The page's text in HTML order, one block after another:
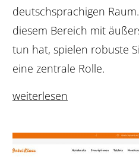
deutschsprachigen
diesem Bereich mit
tun hat, spielen robuste
eine zentrale Rolle.
weiterlesen